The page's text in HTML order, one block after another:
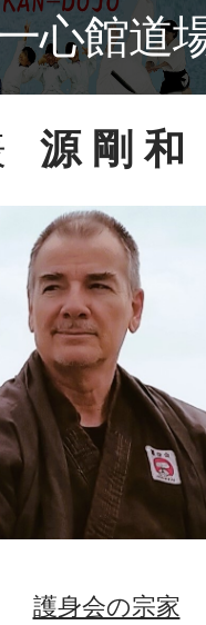
心館道
源剛 和
護身会の宗家